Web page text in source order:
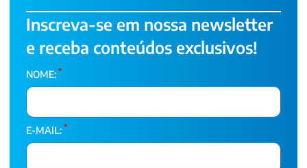
Inscreva-se em nossa newsletter
e receba conteúdos exclusivos!
NOME: *
E-MAIL: *